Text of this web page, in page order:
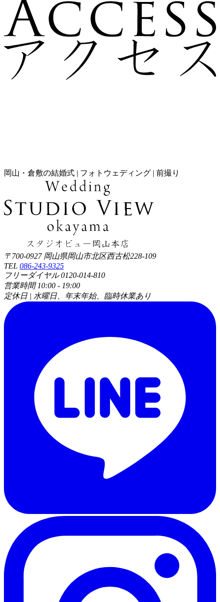
岡山・倉敷の結婚式 | フォトウェディング | 前撮り
〒700-0927 岡山県岡山市北区西古松228-109
TEL 086-243-9325
フリーダイヤル 0120-014-810
営業時間 10:00 - 19:00
定休日 | 水曜日、年末年始、臨時休業あり